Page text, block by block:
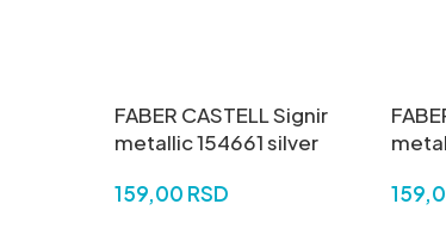
FABER CASTELL Signir
metallic 154661 silver
159,00 RSD